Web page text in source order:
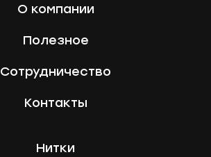
О компании
Полезное
Сотрудничество
Контакты
Нитки